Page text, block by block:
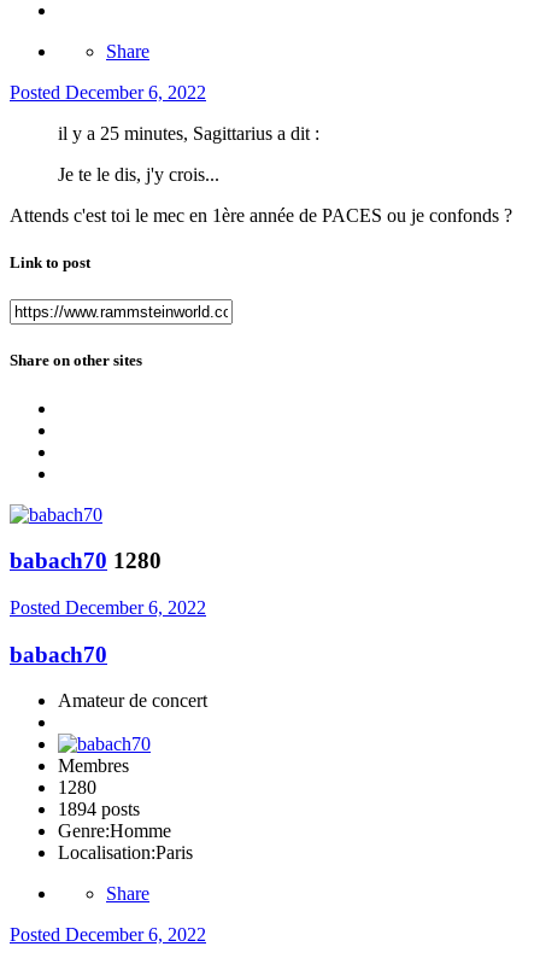
Share
Posted December 6, 2022
il y a 25 minutes, Sagittarius a dit :
Je te le dis, j'y crois...
Attends c'est toi le mec en 1ère année de PACES ou je confonds ?
Link to post
Share on other sites
babach70 1280
Posted December 6, 2022
babach70
Amateur de concert
Membres
1280
1894 posts
Genre:Homme
Localisation:Paris
Share
Posted December 6, 2022